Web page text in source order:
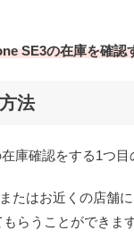
SE3の在庫を確認
法
庫確認をする1つ目
たはお近くの店舗
らうことができます